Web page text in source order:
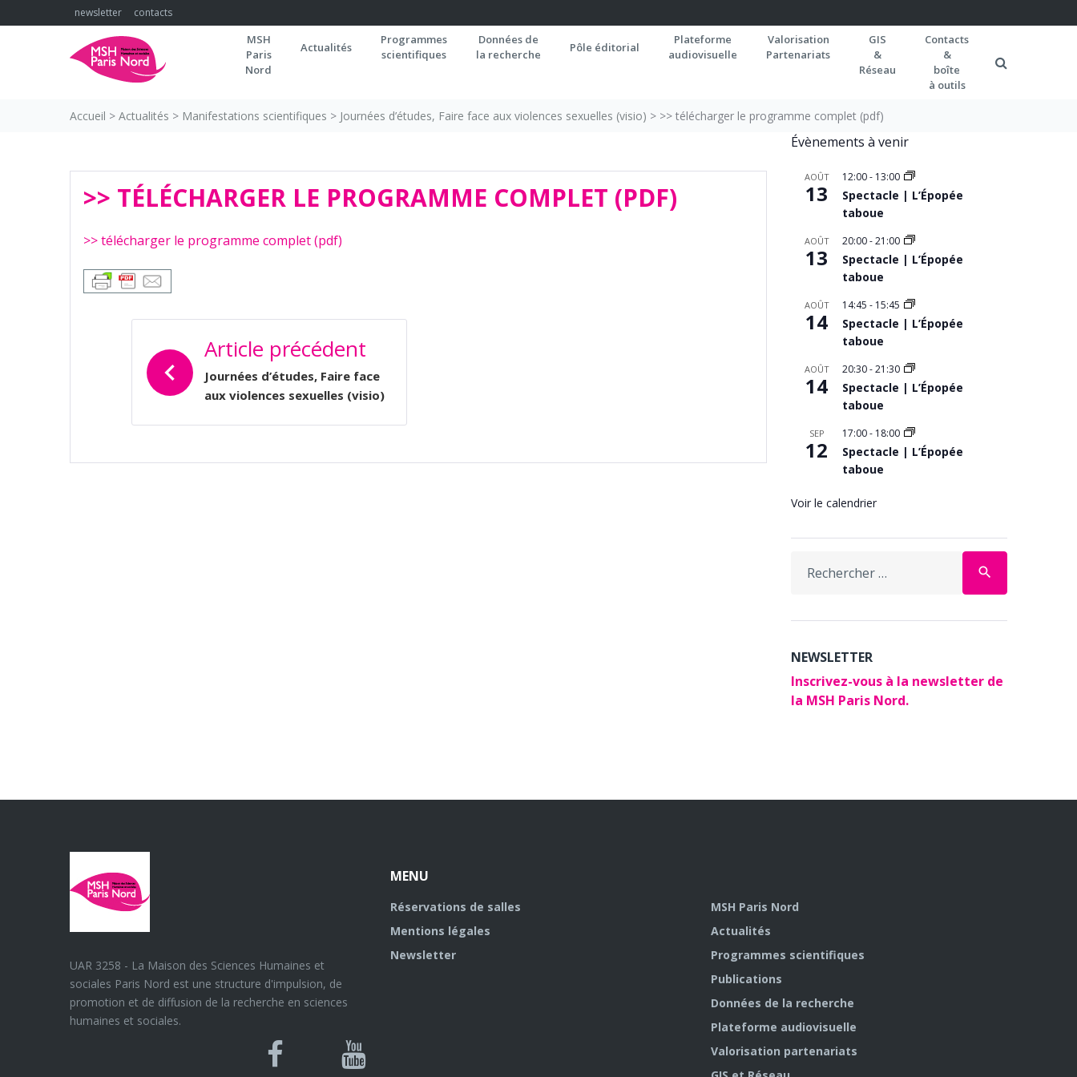
to
newsletter contacts
MSH
Paris
Nord
Actualités
Programmes
scientifiques
Données de
la recherche
Pôle éditorial
Plateforme
audiovisuelle
Valorisation
Partenariats
GIS
&
Réseau
Contacts
&
boîte
à outils
Accueil > Actualités > Manifestations scientifiques > Journées d’études, Faire face aux violences sexuelles (visio) > >> télécharger le programme complet (pdf)
>> TÉLÉCHARGER LE PROGRAMME COMPLET (PDF)
>> télécharger le programme complet (pdf)
DE
L’ARTICLE
Article précédent
Journées d’études, Faire face
aux violences sexuelles (visio)
Évènements à venir
AOÛT
13
12:00- 13:00
Spectacle | L’Épopée
taboue
AOÛT
13
20:00-21:00
Spectacle | L’Épopée
taboue
AOÛT
14
14:45 - 15:45
Spectacle | L’Épopée
taboue
AOÛT
14
20:30-21:30
Spectacle | L’Épopée
taboue
SEP
12
17:00- 18:00
Spectacle | L’Épopée
taboue
Voir le calendrier
for:
search
NEWSLETTER
Inscrivez-vous à la newsletter de
la MSH Paris Nord.
UAR 3258 - La Maison des Sciences Humaines et
sociales Paris Nord est une structure d'impulsion, de
promotion et de diffusion de la recherche en sciences
humaines et sociales.
Bluesky
Canal
MENU
Réservations de salles
Mentions légales
Newsletter
MSH Paris Nord
Actualités
Programmes scientifiques
Publications
Données de la recherche
Plateforme audiovisuelle
Valorisation partenariats